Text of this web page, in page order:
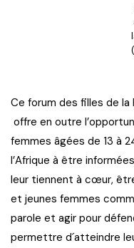
Ce forum des filles de la
offre en outre
femmes âgées de 13 à
l’Afrique à être
leur tiennent à cœur,
et jeunes femmes
parole et agir pour
permettre d´atteindre